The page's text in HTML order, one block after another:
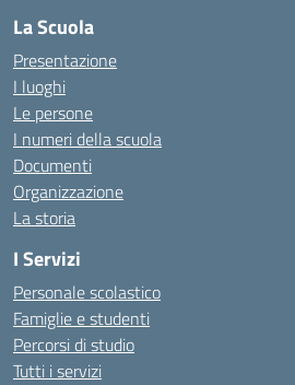
La Scuola
Presentazione
I luoghi
Le persone
I numeri della scuola
Documenti
Organizzazione
La storia
I Servizi
Personale scolastico
Famiglie e studenti
Percorsi di studio
Tutti i servizi